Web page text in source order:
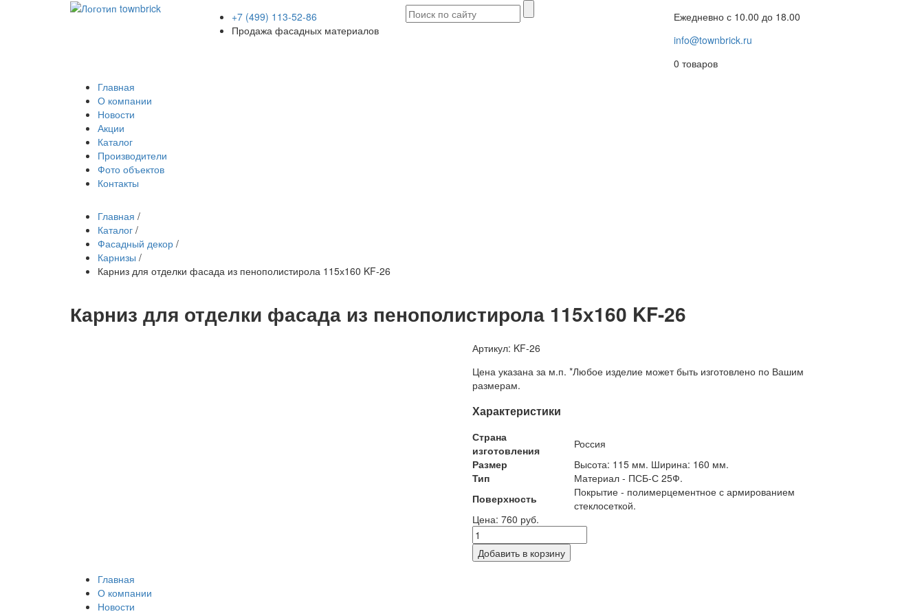
+7 (499) 113-52-86
Продажа фасадных материалов
Ежедневно с 10.00 до 18.00
info@townbrick.ru
0 товаров
Главная
О компании
Новости
Акции
Каталог
Производители
Фото объектов
Контакты
Главная /
Каталог /
Фасадный декор /
Карнизы /
Карниз для отделки фасада из пенополистирола 115х160 KF-26
Карниз для отделки фасада из пенополистирола 115х160 KF-26
Артикул: KF-26
Цена указана за м.п. *Любое изделие может быть изготовлено по Вашим
размерам.
Характеристики
Страна
изготовления
Россия
Размер
Высота: 115 мм. Ширина: 160 мм.
Тип
Материал - ПСБ-С 25Ф.
Поверхность
Покрытие - полимерцементное с армированием
стеклосеткой.
Цена: 760 руб.
Добавить в корзину
Главная
О компании
Новости